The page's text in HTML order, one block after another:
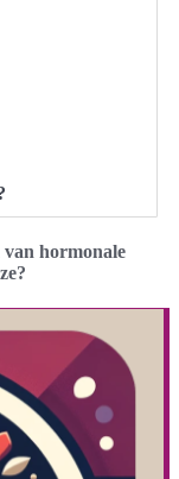
van hormonale